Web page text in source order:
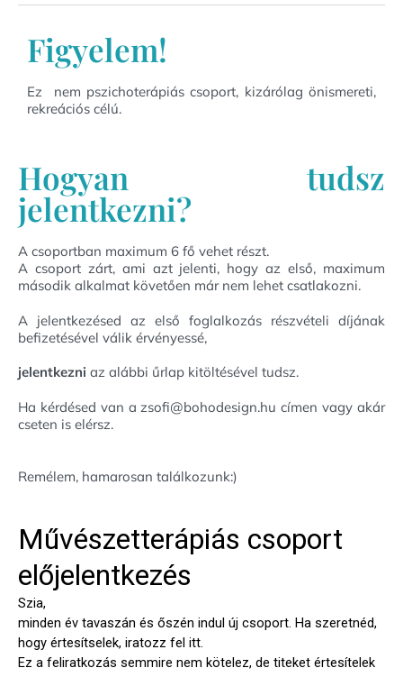
Figyelem!
Ez nem pszichoterápiás csoport, kizárólag önismereti,
rekreációs célú.
Hogyan tudsz
jelentkezni?
A csoportban maximum 6 fő vehet részt.
A csoport zárt, ami azt jelenti, hogy az első, maximum
második alkalmat követően már nem lehet csatlakozni.
A jelentkezésed az első foglalkozás részvételi díjának
befizetésével válik érvényessé,
jelentkezni az alábbi űrlap kitöltésével tudsz.
Ha kérdésed van a zsofi@bohodesign.hu címen vagy akár
cseten is elérsz.
Remélem, hamarosan találkozunk:)